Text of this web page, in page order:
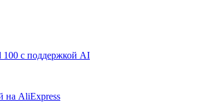
с поддержкой AI
на AliExpress